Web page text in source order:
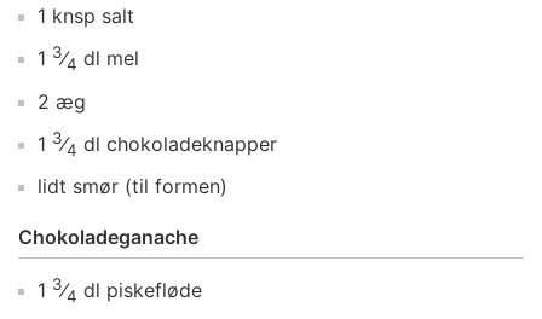
1 knsp salt
1 3⁄4 dl mel
2 æg
1 3⁄4 dl chokoladeknapper
lidt smør (til formen)
Chokoladeganache
1 3⁄4 dl piskefløde